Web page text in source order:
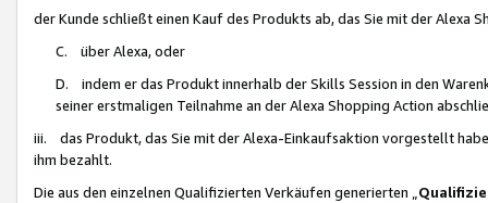
der Kunde schließt einen Kauf des Produkts ab, das Sie mit der Alexa
C. über Alexa, oder
D. indem er das Produkt innerhalb der Skills Session in den
seiner erstmaligen Teilnahme an der Alexa Shopping Action
iii. das Produkt, das Sie mit der Alexa-Einkaufsaktion vorgestellt
ihm bezahlt.
Die aus den einzelnen Qualifizierten Verkäufen generierten „